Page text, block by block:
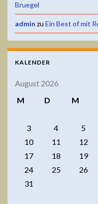
Bruegel
admin zu Ein Best of mit
KALENDER
August 2026
M
D M
3
4 5
10
11 12
17
18 19
24
25 26
31